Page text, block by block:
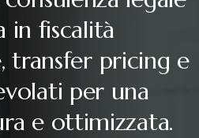
in fiscalità
transfer pricing e
per una
e ottimizzata.